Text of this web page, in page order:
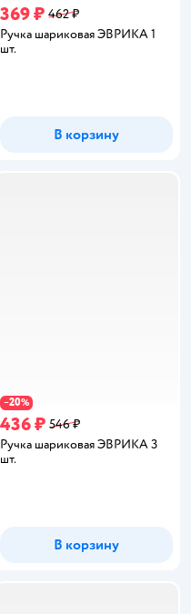
369 ₽ 462 ₽
Ручка шариковая ЭВРИКА 1
шт.
В корзину
−20%
436 ₽ 546 ₽
Ручка шариковая ЭВРИКА 3
шт.
В корзину